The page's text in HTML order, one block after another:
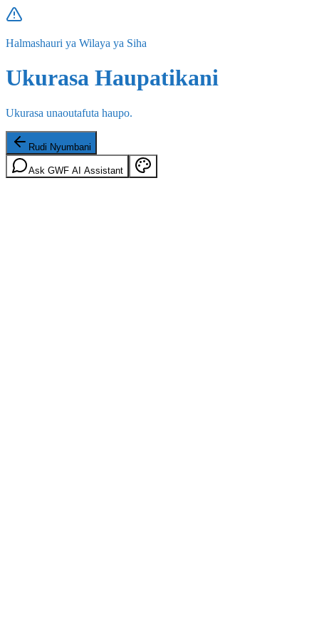
Halmashauri ya Wilaya ya Siha
Ukurasa Haupatikani
Ukurasa unaoutafuta haupo.
Rudi Nyumbani
Ask GWF AI Assistant